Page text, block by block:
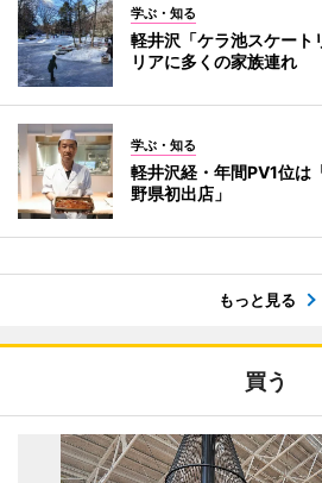
学ぶ・知る
軽井沢「ケラ池スケー
リアに多くの家族連れ
学ぶ・知る
軽井沢経・年間PV1位は
野県初出店」
もっと見る
買う